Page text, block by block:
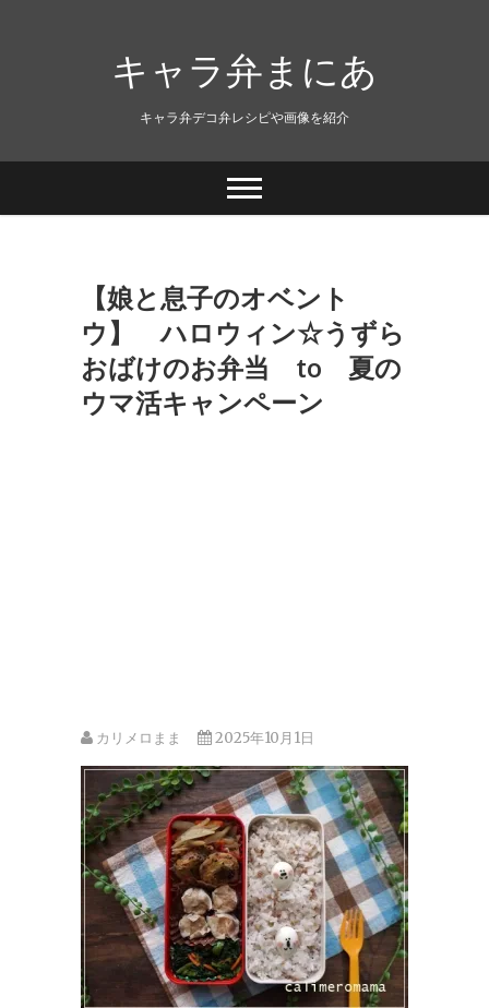
キャラ弁まにあ
キャラ弁デコ弁レシピや画像を紹介
【娘と息子のオベント
ウ】 ハロウィン☆うずら
おばけのお弁当 to 夏の
ウマ活キャンペーン
カリメロまま 2025年10月1日